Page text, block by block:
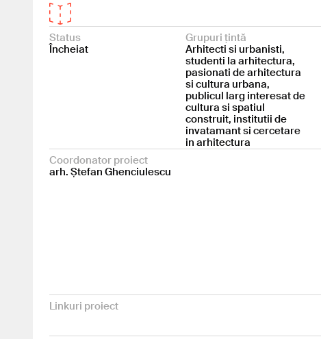
Status
Încheiat
Grupuri țintă
Arhitecti si urbanisti,
studenti la arhitectura,
pasionati de arhitectura
si cultura urbana,
publicul larg interesat de
cultura si spatiul
construit, institutii de
invatamant si cercetare
in arhitectura
Coordonator proiect
arh. Ștefan Ghenciulescu
Linkuri proiect